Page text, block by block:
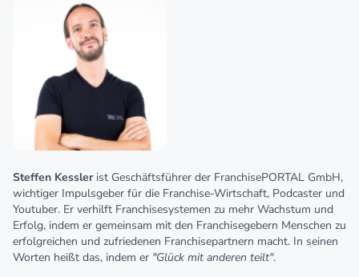
Steffen Kesslerist Geschäftsführer der FranchisePORTAL GmbH,
wichtiger Impulsgeber für die Franchise-Wirtschaft, Podcaster und
Youtuber. Er verhilft Franchisesystemen zu mehr Wachstum und
Erfolg, indem er gemeinsam mit den Franchisegebern Menschen zu
erfolgreichen und zufriedenen Franchisepartnern macht. In seinen
Worten heißt das, indem er "Glück mit anderen teilt".